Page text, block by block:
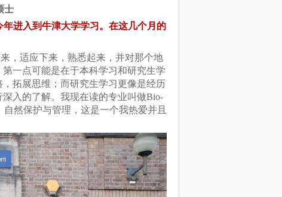
士
进入到牛津大学学习。在这几个月的
，适应下来，熟悉起来，并对那个地
一点可能是在于本科学习和研究生学
拓展思维；而研究生学习更像是经历
入的了解。我现在读的专业叫做Bio-
自然保护与管理，这是一个我热爱并且